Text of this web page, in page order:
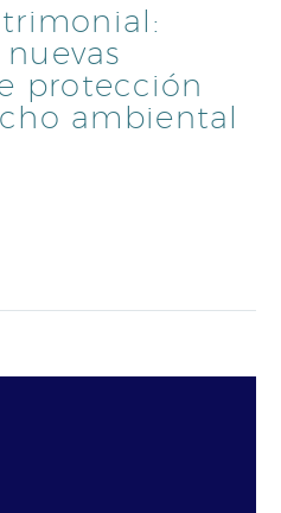
protección
ambiental